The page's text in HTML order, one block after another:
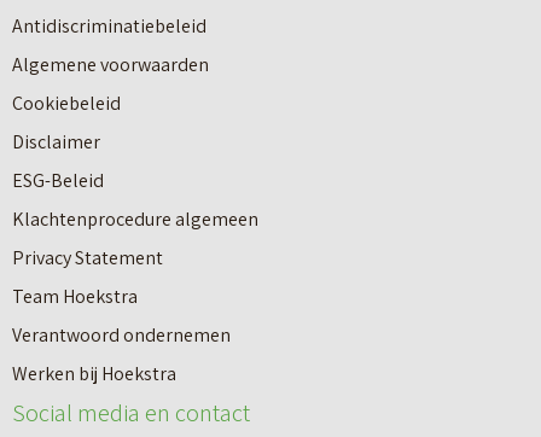
Nieuwbouw
s
m
a
k
e
l
a
a
r
s
|
a
n
d
t
a
x
e
r
e
n
?
Antidiscriminatiebeleid
Algemene voorwaarden
Cookiebeleid
Disclaimer
ESG-Beleid
Klachtenprocedure algemeen
Privacy Statement
Team Hoekstra
Verantwoord ondernemen
Werken bij Hoekstra
Social media en contact